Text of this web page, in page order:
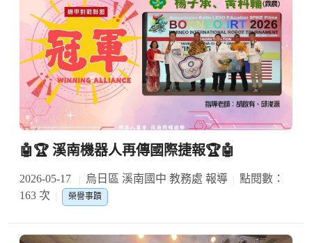
🤖🏆 溪南機器人再傳國際捷報🏆🤖
2026-05-17 烏日區 溪南國中 教務處 報導
點閱數：
163 次
榮譽事蹟